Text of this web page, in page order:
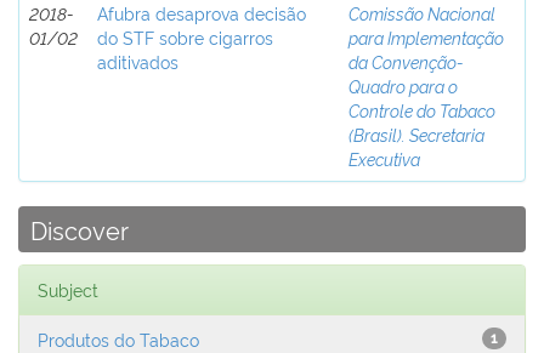
2018-
01/02
Afubra desaprova decisão
do STF sobre cigarros
aditivados
Comissão Nacional
para Implementação
da Convenção-
Quadro para o
Controle do Tabaco
(Brasil). Secretaria
Executiva
Discover
Subject
1
Produtos do Tabaco